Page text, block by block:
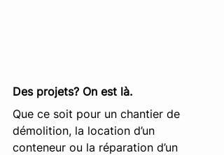
Des projets? On est là.
Que ce soit pour un chantier de
démolition, la location d’un
conteneur ou la réparation d’un